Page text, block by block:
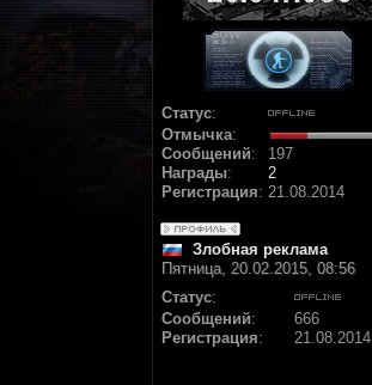
Статус:
Отмычка:
Сообщений:
197
Награды:
2
Регистрация: 21.08.2014
Злобная реклама
Пятница, 20.02.2015, 08:56
Статус:
Сообщений:
666
Регистрация: 21.08.2014